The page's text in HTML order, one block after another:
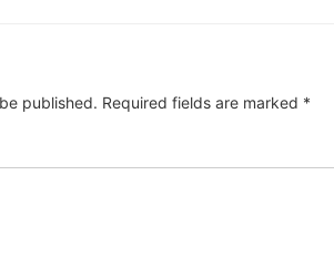
published. Required fields are marked *